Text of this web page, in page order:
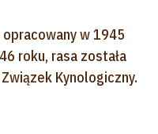
w 1945
roku, rasa została
Kynologiczny.